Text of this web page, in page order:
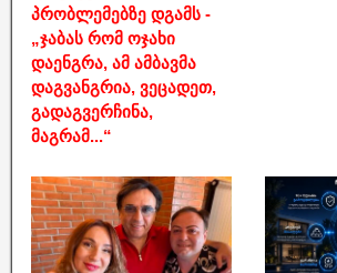
პრობლემებზე დგამს -
„ჯაბას რომ ოჯახი
დაენგრა, ამ ამბავმა
დაგვანგრია, ვეცადეთ,
გადაგვერჩინა,
მაგრამ...“